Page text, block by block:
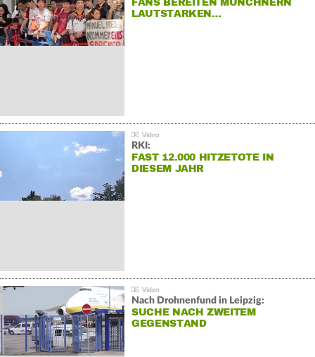
FANS BEREITEN MÜNCHNERN
LAUTSTARKEN…
RKI:
FAST 12.000 HITZETOTE IN
DIESEM JAHR
Nach Drohnenfund in Leipzig:
SUCHE NACH ZWEITEM
GEGENSTAND